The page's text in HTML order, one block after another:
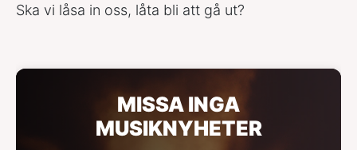
Ska vi låsa in oss, låta bli att gå ut?
MISSA INGA
MUSIKNYHETER